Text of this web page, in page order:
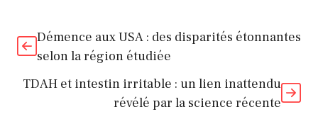
Démence aux USA : des disparités étonnantes
selon la région étudiée
TDAH et intestin irritable : un lien inattendu
révélé par la science récente